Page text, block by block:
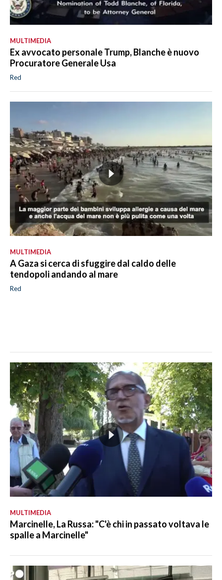
MULTIMEDIA
Ex avvocato personale Trump, Blanche è nuovo
Procuratore Generale Usa
Red
MULTIMEDIA
A Gaza si cerca di sfuggire dal caldo delle
tendopoli andando al mare
Red
MULTIMEDIA
Marcinelle, La Russa: "C'è chi in passato voltava le
spalle a Marcinelle"